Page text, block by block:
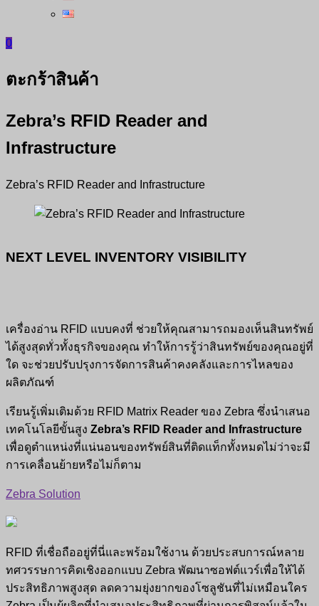
0
ตะกร้าสินค้า
Zebra’s RFID Reader and
Infrastructure
Zebra’s RFID Reader and Infrastructure
NEXT LEVEL INVENTORY VISIBILITY
เครื่องอ่าน RFID แบบคงที่ ช่วยให้คุณสามารถมองเห็นสินทรัพย์
ได้สูงสุดทั่วทั้งธุรกิจของคุณ ทำให้การรู้ว่าสินทรัพย์ของคุณอยู่ที่
ใด จะช่วยปรับปรุงการจัดการสินค้าคงคลังและการไหลของ
ผลิตภัณฑ์
เรียนรู้เพิ่มเติมด้วย RFID Matrix Reader ของ Zebra ซึ่งนำเสนอ
เทคโนโลยีขั้นสูง Zebra’s RFID Reader and Infrastructure
เพื่อดูตำแหน่งที่แน่นอนของทรัพย์สินที่ติดแท็กทั้งหมดไม่ว่าจะมี
การเคลื่อนย้ายหรือไม่ก็ตาม
Zebra Solution
RFID ที่เชื่อถืออยู่ที่นี่และพร้อมใช้งาน ด้วยประสบการณ์หลาย
ทศวรรษการคิดเชิงออกแบบ Zebra พัฒนาซอฟต์แวร์เพื่อให้ได้
ประสิทธิภาพสูงสุด ลดความยุ่งยากของโซลูชันที่ไม่เหมือนใคร